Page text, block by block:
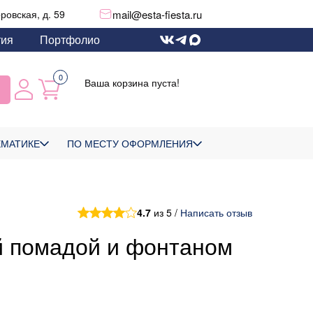
д. 59 mail@esta-fiesta.ru
Портфолио
0 Ваша корзина пуста!
ПО МЕСТУ ОФОРМЛЕНИЯ
4.7 из 5 / Написать отзыв
помадой и фонтаном